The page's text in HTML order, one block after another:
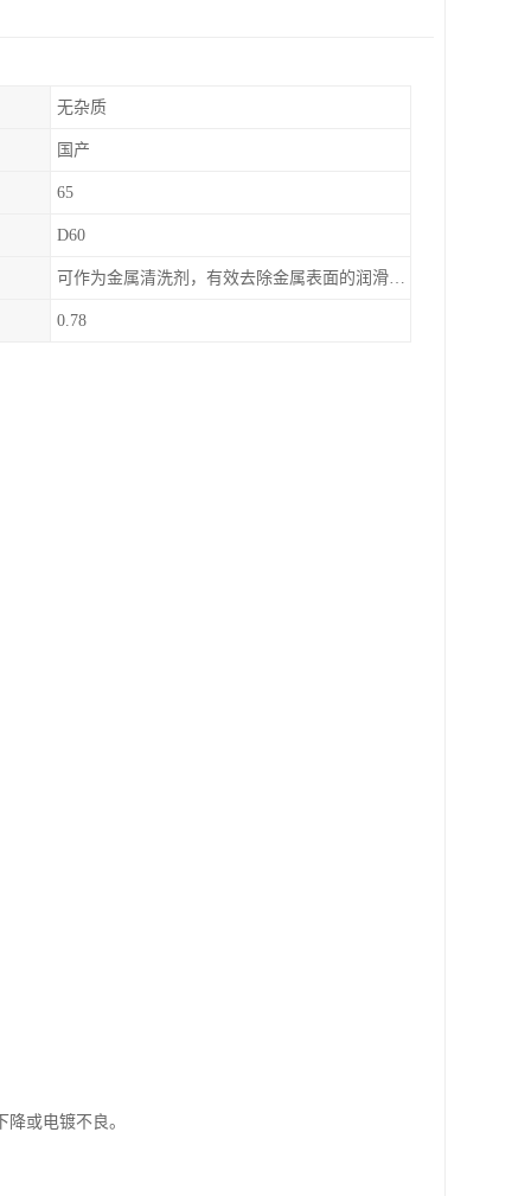
无杂质
国产
65
D60
可作为金属清洗剂，有效去除金属表面的润滑油、防锈油及加工油等矿物油污渍，且清洗后能在金属表面形成薄油膜，兼具防锈效果。此外，还适用于配制金属防锈油、冲压油、拉伸油等。
0.78
或电镀不良。